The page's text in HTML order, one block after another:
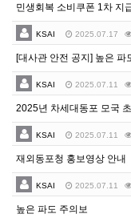
민생회복 소비쿠폰 1차 지
KSAI 2025.07.17
[대사관 안전 공지] 높은 파
KSAI 2025.07.11
KSAI 2025.07.11
재외동포청 홍보영상 안내
KSAI 2025.07.11
높은 파도 주의보